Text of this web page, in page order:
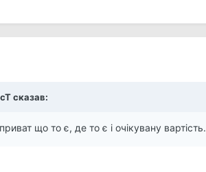
сказав:
що то є, де то є і очікувану вартість.